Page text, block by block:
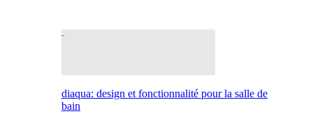
diaqua: design et fonctionnalité pour la salle de
bain